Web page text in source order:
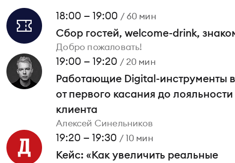
18:00 — 19:00 / 60 мин
Сбор гостей, welcome-drink,
Добро пожаловать!
19:00 — 19:20 / 20 мин
Работающие Digital-инструменты
от первого касания до лояльности
клиента
Алексей Синельников
19:20 — 19:30 / 10 мин
Кейс: «Как увеличить реальные